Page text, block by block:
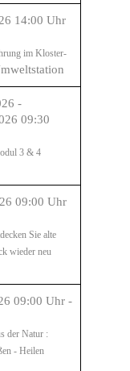
14:00 Uhr
im Kloster-
-
09:30
3 & 4
09:00 Uhr
Sie alte
wieder neu
09:00 Uhr -
der Natur :
- Heilen